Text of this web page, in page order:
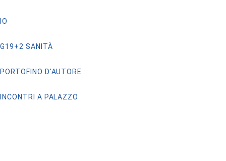
IO
G19+2 SANITÀ
PORTOFINO D'AUTORE
INCONTRI A PALAZZO